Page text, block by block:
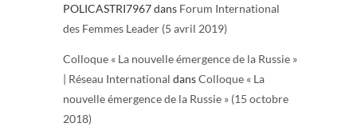
POLICASTRI7967dans Forum International
des Femmes Leader (5 avril 2019)
Colloque « La nouvelle émergence de la Russie »
| Réseau International dansColloque « La
nouvelle émergence de la Russie » (15 octobre
2018)